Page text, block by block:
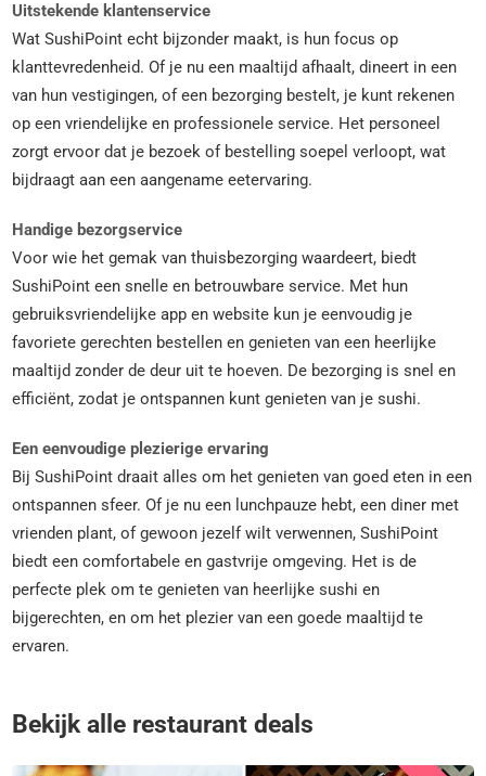
Uitstekende klantenservice
Wat SushiPoint echt bijzonder maakt, is hun focus op
klanttevredenheid. Of je nu een maaltijd afhaalt, dineert in een
van hun vestigingen, of een bezorging bestelt, je kunt rekenen
op een vriendelijke en professionele service. Het personeel
zorgt ervoor dat je bezoek of bestelling soepel verloopt, wat
bijdraagt aan een aangename eetervaring.
Handige bezorgservice
Voor wie het gemak van thuisbezorging waardeert, biedt
SushiPoint een snelle en betrouwbare service. Met hun
gebruiksvriendelijke app en website kun je eenvoudig je
favoriete gerechten bestellen en genieten van een heerlijke
maaltijd zonder de deur uit te hoeven. De bezorging is snel en
efficiënt, zodat je ontspannen kunt genieten van je sushi.
Een eenvoudige plezierige ervaring
Bij SushiPoint draait alles om het genieten van goed eten in een
ontspannen sfeer. Of je nu een lunchpauze hebt, een diner met
vrienden plant, of gewoon jezelf wilt verwennen, SushiPoint
biedt een comfortabele en gastvrije omgeving. Het is de
perfecte plek om te genieten van heerlijke sushi en
bijgerechten, en om het plezier van een goede maaltijd te
ervaren.
Bekijk alle restaurant deals